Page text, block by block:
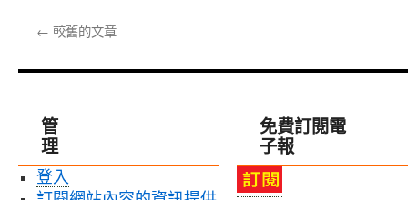
醫
科
技
教
育〉
中
碳
減
少
逾
10%，
攜
能
孩，
雙
和
醫
← 較舊的文章
管
理
登入
免費訂閱電
子報